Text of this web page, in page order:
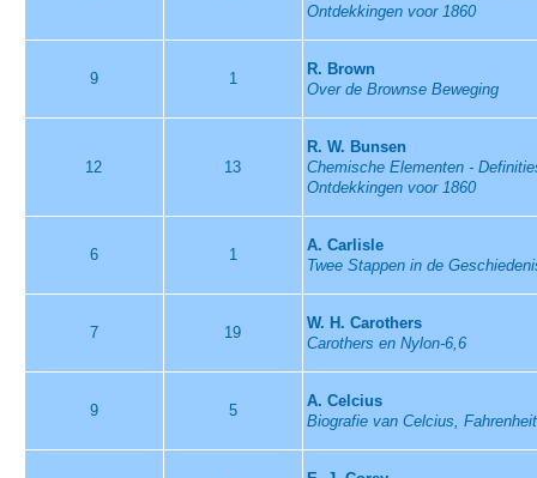
Ontdekkingen voor 1860
9 1
R. Brown
Over de Brownse Beweging
12 13
R. W. Bunsen
Chemische Elementen -
Ontdekkingen voor 1860
6 1
A. Carlisle
Twee Stappen in de
7 19
W. H. Carothers
Carothers en Nylon-6,6
9 5
A. Celcius
Biografie van Celcius,